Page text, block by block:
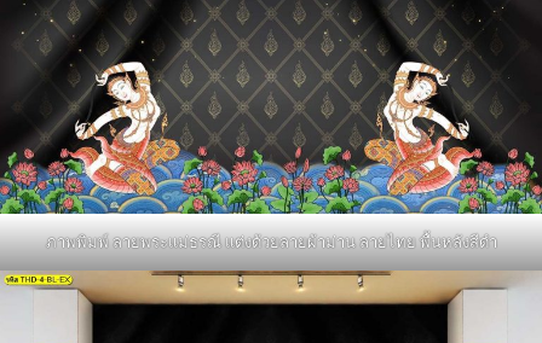
ภาพพิมพ์ ลายพระแม่ธรณี แต่งด้วยลายผ้าม่าน ลายไทย พื้นหลังสีดำ